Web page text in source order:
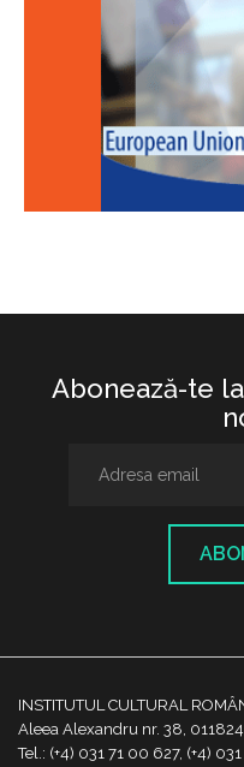
Abonează-te
INSTITUTUL CULTURAL
Aleea Alexandru nr. 38,
Tel.: (+4) 031 71 00 627, (+4)